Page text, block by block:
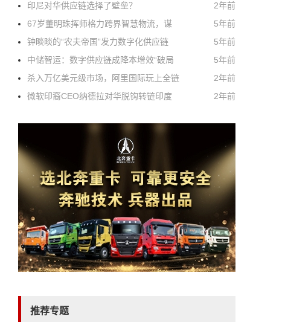
印尼对华供应链选择了壁垒？
2年前
67岁董明珠挥师格力跨界智慧物流，谋
5年前
钟睒睒的“农夫帝国”发力数字化供应链
5年前
中储智运：数字供应链成降本增效“破局
5年前
杀入万亿美元级市场，阿里国际玩上全链
2年前
微软印裔CEO纳德拉对华脱钩转链印度
2年前
推荐专题